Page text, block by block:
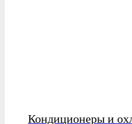
Кондиционеры и